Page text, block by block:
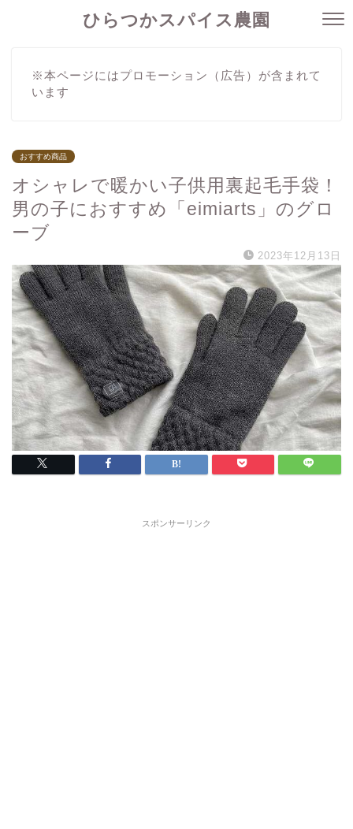
ひらつかスパイス農園
※本ページにはプロモーション（広告）が含まれて
います
おすすめ商品
オシャレで暖かい子供用裏起毛手袋！
男の子におすすめ「eimiarts」のグロ
ーブ
2023年12月13日
スポンサーリンク